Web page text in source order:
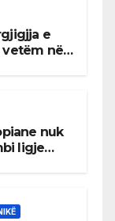
e
vetëm në
nuk
ligje